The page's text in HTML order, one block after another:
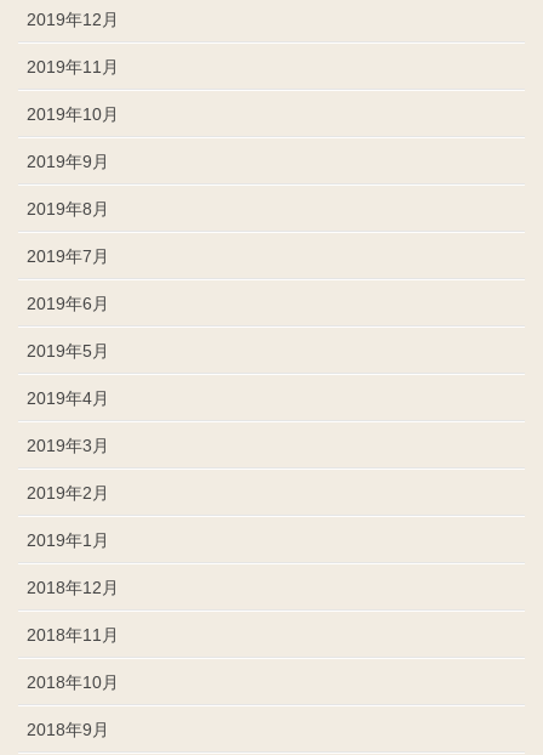
2019年12月
2019年11月
2019年10月
2019年9月
2019年8月
2019年7月
2019年6月
2019年5月
2019年4月
2019年3月
2019年2月
2019年1月
2018年12月
2018年11月
2018年10月
2018年9月